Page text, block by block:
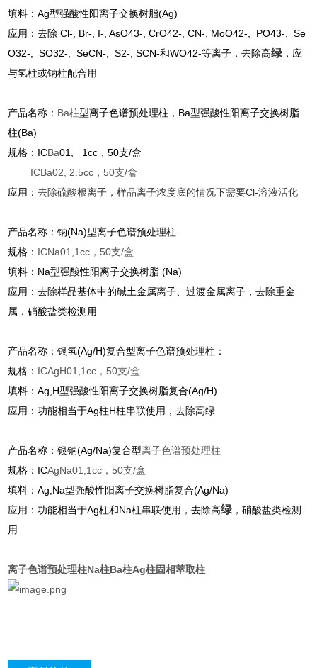
填料：Ag型强酸性阳离子交换树脂(Ag)
应用：去除 Cl-, Br-, I-, AsO43-, CrO42-, CN-, MoO42-, PO43-, Se
O32-, SO32-, SeCN-, S2-, SCN-和WO42-等离子，去除高绿 ，应
与氢柱或钠柱配合用
产品名称： Ba柱型离子色谱预处理柱，Ba型强酸性阳离子交换树脂
柱(Ba)
规格：ICBa01, 1cc，50支/盒
ICBa02, 2.5cc，50支/盒
应用：去除硫酸根离子，样品离子浓度底的情况下需要Cl-溶液活化
产品名称：钠(Na)型离子色谱预处理柱
规格： ICNa01,1cc，50支/盒
填料：Na型强酸性阳离子交换树脂 (Na)
应用：去除样品基体中的碱土金属离子、过渡金属离子，去除重金
属，硝酸盐类检测用
产品名称：银氢(Ag/H)复合型离子色谱预处理柱 ：
规格： ICAgH01,1cc，50支/盒
填料：Ag,H型强酸性阳离子交换树脂复合(Ag/H)
应用：功能相当于Ag柱H柱串联使用，去除高绿
产品名称：银钠(Ag/Na)复合型离子色谱预处理柱
规格：ICAgNa01,1cc，50支/盒
填料：Ag,Na型强酸性阳离子交换树脂复合(Ag/Na)
应用：功能相当于Ag柱和Na柱串联使用，去除高绿 ，硝酸盐类检测
用
离子色谱预处理柱Na柱Ba柱Ag柱固相萃取柱